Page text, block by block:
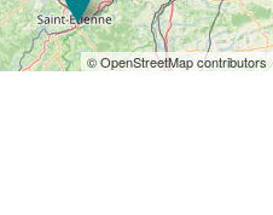
© OpenStreetMap contributors